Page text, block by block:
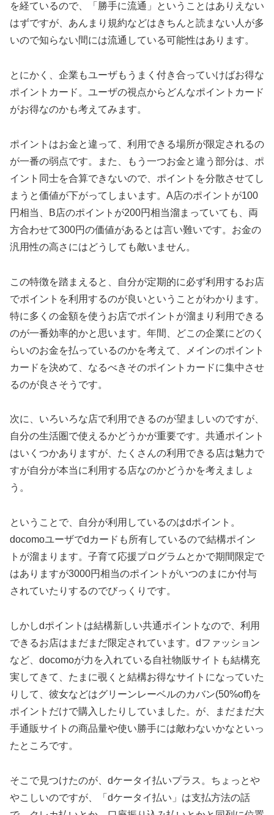
を経ているので、「勝手に流通」ということはありえない
はずですが、あんまり規約などはきちんと読まない人が多
いので知らない間には流通している可能性はあります。
とにかく、企業もユーザもうまく付き合っていけばお得な
ポイントカード。ユーザの視点からどんなポイントカード
がお得なのかも考えてみます。
ポイントはお金と違って、利用できる場所が限定されるの
が一番の弱点です。また、もう一つお金と違う部分は、ポ
イント同士を合算できないので、ポイントを分散させてし
まうと価値が下がってしまいます。A店のポイントが100
円相当、B店のポイントが200円相当溜まっていても、両
方合わせて300円の価値があるとは言い難いです。お金の
汎用性の高さにはどうしても敵いません。
この特徴を踏まえると、自分が定期的に必ず利用するお店
でポイントを利用するのが良いということがわかります。
特に多くの金額を使うお店でポイントが溜まり利用できる
のが一番効率的かと思います。年間、どこの企業にどのく
らいのお金を払っているのかを考えて、メインのポイント
カードを決めて、なるべきそのポイントカードに集中させ
るのが良さそうです。
次に、いろいろな店で利用できるのが望ましいのですが、
自分の生活圏で使えるかどうかが重要です。共通ポイント
はいくつかありますが、たくさんの利用できる店は魅力で
すが自分が本当に利用する店なのかどうかを考えましょ
う。
ということで、自分が利用しているのはdポイント。
docomoユーザでdカードも所有しているので結構ポイン
トが溜まります。子育て応援プログラムとかで期間限定で
はありますが3000円相当のポイントがいつのまにか付与
されていたりするのでびっくりです。
しかしdポイントは結構新しい共通ポイントなので、利用
できるお店はまだまだ限定されています。dファッション
など、docomoが力を入れている自社物販サイトも結構充
実してきて、たまに覗くと結構お得なサイトになっていた
りして、彼女などはグリーンレーベルのカバン(50%off)を
ポイントだけで購入したりしていました。が、まだまだ大
手通販サイトの商品量や使い勝手には敵わないかなといっ
たところです。
そこで見つけたのが、dケータイ払いプラス。ちょっとや
やこしいのですが、「dケータイ払い」は支払方法の話